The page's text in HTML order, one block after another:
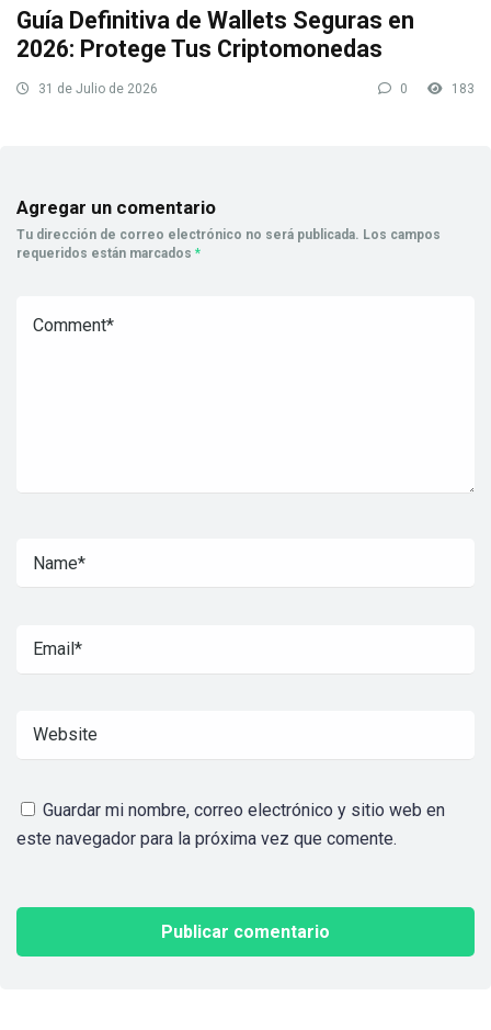
Guía Definitiva de Wallets Seguras en
2026: Protege Tus Criptomonedas
31 de Julio de 2026 0 183
Agregar un comentario
Tu dirección de correo electrónico no será publicada. Los campos
requeridos están marcados *
Guardar mi nombre, correo electrónico y sitio web en
este navegador para la próxima vez que comente.